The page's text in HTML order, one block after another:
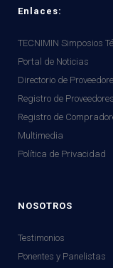
Enlaces:
TECNIMIN Simposios
Portal de Noticias
Directorio de
Registro de
Registro de
Multimedia
Política de Privacidad
NOSOTROS
Testimonios
Ponentes y Panelistas